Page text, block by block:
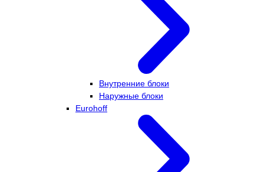
Внутренние блоки
Наружные блоки
Eurohoff